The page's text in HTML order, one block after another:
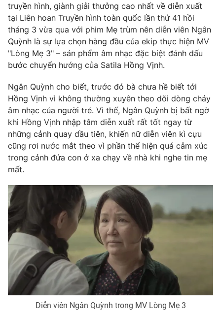
Thế giới đó đây
Câu chuyện quốc tế
Tài chính
Thị trường
Góc doanh nghiệp
Dữ liệu và đời sống
Truyền hình
Phim VTV
Hậu trường
Nhân vật
Khán giả
Giải sao mai
Điện ảnh
Âm nhạc
Sao
Đời sống
Du lịch
Làm đẹp
Chất lượng cuộc sống
Giáo dục
Tuyển sinh
Công nghệ
Hitech Công nghệ tương lai
Sản phẩm
Thị trường
Tư vấn
Giao lưu trực tuyến
Lịch phát sóng
Chuyên mục khác
Emagazine Podcast
Infographic
truyền hình, giành giải thưởng cao nhất về diễn xuất
tại Liên hoan Truyền hình toàn quốc lần thứ 41 hồi
tháng 3 vừa qua với phim Mẹ trùm nên diễn viên Ngân
Quỳnh là sự lựa chọn hàng đầu của ekip thực hiện MV
"Lòng Mẹ 3" – sản phẩm âm nhạc đặc biệt đánh dấu
bước chuyển hướng của Satila Hồng Vịnh.
Ngân Quỳnh cho biết, trước đó bà chưa hề biết tới
Hồng Vịnh vì không thường xuyên theo dõi dòng chảy
âm nhạc của người trẻ. Vì thế, Ngân Quỳnh bị bất ngờ
khi Hồng Vịnh nhập tâm diễn xuất rất tốt ngay từ
những cảnh quay đầu tiên, khiến nữ diễn viên kì cựu
cũng rơi nước mắt theo vì phần thể hiện quá cảm xúc
trong cảnh đứa con ở xa chạy về nhà khi nghe tin mẹ
mất.
Diễn viên Ngân Quỳnh trong MV Lòng Mẹ 3